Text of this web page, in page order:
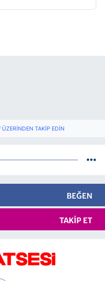
TAKIP EDIN
BEĞEN
TAKIP ET